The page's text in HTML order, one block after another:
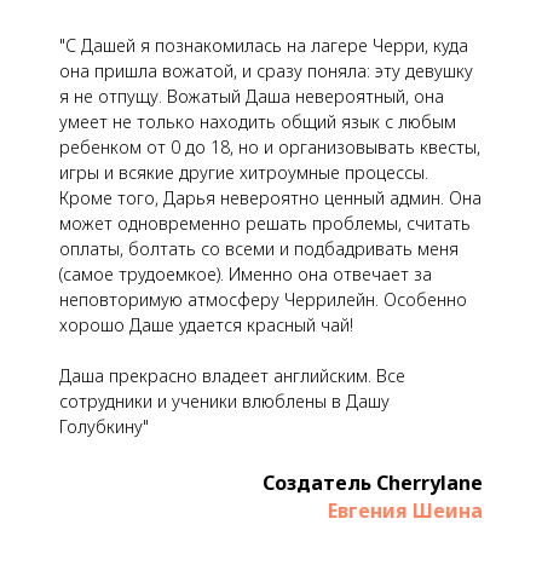
"С Дашей я познакомилась на лагере Черри, куда
она пришла вожатой, и сразу поняла: эту девушку
я не отпущу. Вожатый Даша невероятный, она
умеет не только находить общий язык с любым
ребенком от 0 до 18, но и организовывать квесты,
игры и всякие другие хитроумные процессы.
Кроме того, Дарья невероятно ценный админ. Она
может одновременно решать проблемы, считать
оплаты, болтать со всеми и подбадривать меня
(самое трудоемкое). Именно она отвечает за
неповторимую атмосферу Черрилейн. Особенно
хорошо Даше удается красный чай!
Даша прекрасно владеет английским. Все
сотрудники и ученики влюблены в Дашу
Голубкину"
Создатель Cherrylane
Евгения Шеина